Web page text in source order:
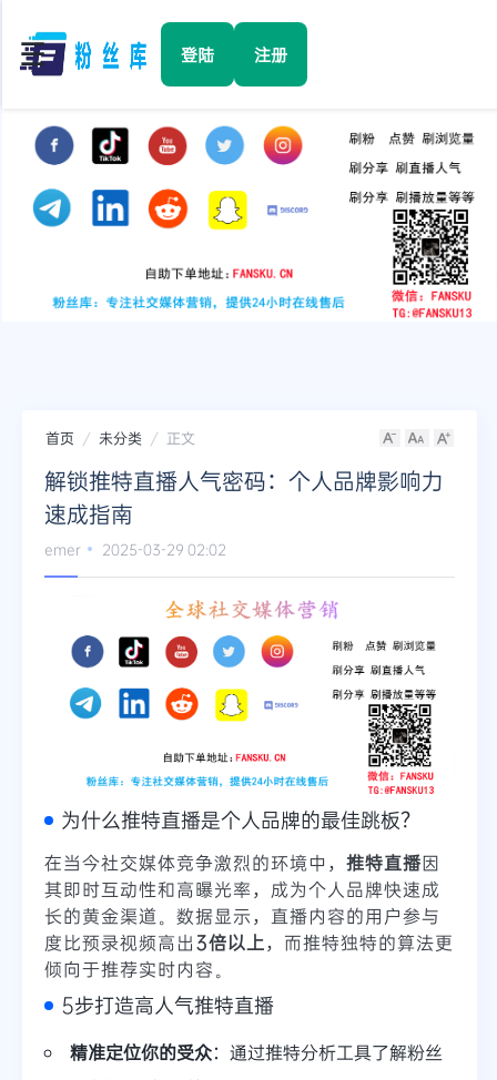
☰ 登陆 注册
Facebook
TikTok
YouTube
Twitter
首页 未分类 正文
解锁推特直播人气密码：个人品牌影响力
速成指南
emer 2025-03-29 02:02
为什么推特直播是个人品牌的最佳跳板？
在当今社交媒体竞争激烈的环境中， 推特直播因
其即时互动性和高曝光率，成为个人品牌快速成
长的黄金渠道。数据显示，直播内容的用户参与
度比预录视频高出3倍以上，而推特独特的算法更
倾向于推荐实时内容。
5步打造高人气推特直播
精准定位你的受众：通过推特分析工具了解粉丝